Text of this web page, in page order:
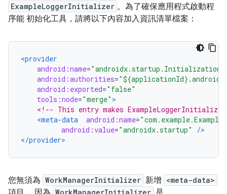
ExampleLoggerInitializer 。為了確保應用程式啟動程
序能 初始化工具，請將以下內容加入資訊清單檔案：
<provider
android:name=
android:authorities=
android:exported="false"
tools:node="merge" >
<!-- This entry makes
<meta-data
android:name=
android:value="androidx.startup"
/>
</provider>
您無須為 WorkManagerInitializer 新增 <meta-data>